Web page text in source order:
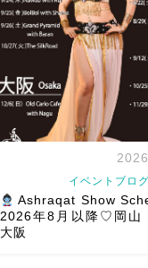
イベントブロ
Ashraqat Show
2026年8月以降♡岡山
大阪